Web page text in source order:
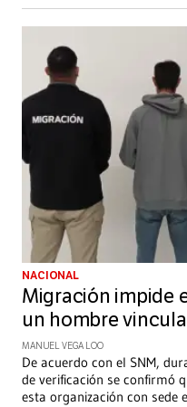
NACIONAL
Migración impide
un hombre
MANUEL VEGA LOO
De acuerdo con el SNM,
de verificación se confirmó
esta organización con sede